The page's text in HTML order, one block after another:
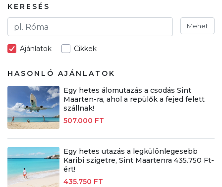
KERESÉS
Mehet
Ajánlatok Cikkek
HASONLÓ AJÁNLATOK
Egy hetes álomutazás a csodás Sint
Maarten-ra, ahol a repülők a fejed felett
szállnak!
507.000 FT
Egy hetes utazás a legkülönlegesebb
Karibi szigetre, Sint Maartenra 435.750 Ft-
ért!
435.750 FT